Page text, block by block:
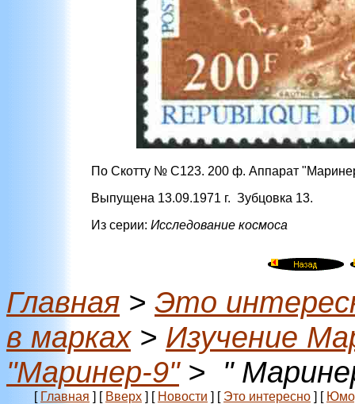
По Скотту № С123. 200 ф. Аппарат
Выпущена 13.09.1971 г. Зубцовка 13.
Из серии: Исследование космоса
Главная > Это
в марках> Изучение
"Маринер-9"> "
[ Главная ] [ Вверх ] [ Новости ] [ Это интересно ] [